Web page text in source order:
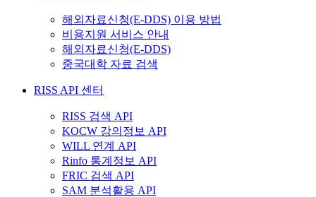
해외자료신청(E-DDS) 이용 방법
비용지원 서비스 안내
해외자료신청(E-DDS)
중국대학 자료 검색
RISS API 센터
RISS 검색 API
KOCW 강의정보 API
WILL 연계 API
Rinfo 통계정보 API
FRIC 검색 API
SAM 분석활용 API